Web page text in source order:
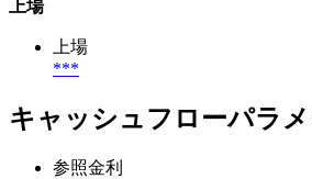
上場
上場
***
キャッシュフローパラメ
参照金利